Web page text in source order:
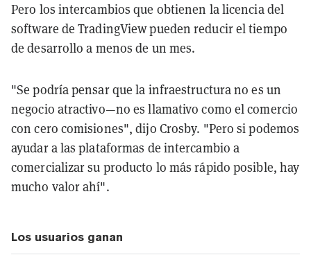
Pero los intercambios que obtienen la licencia del
software de TradingView pueden reducir el tiempo
de desarrollo a menos de un mes.
"Se podría pensar que la infraestructura no es un
negocio atractivo—no es llamativo como el comercio
con cero comisiones", dijo Crosby. "Pero si podemos
ayudar a las plataformas de intercambio a
comercializar su producto lo más rápido posible, hay
mucho valor ahí".
Los usuarios ganan